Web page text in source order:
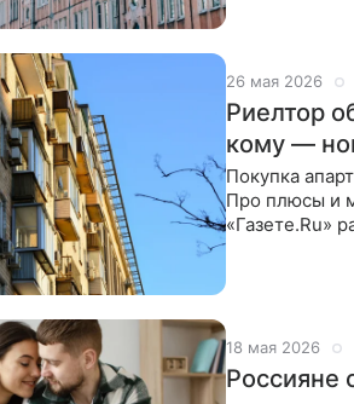
26 мая 2026
Риелтор
кому —
Покупка
Про плюсы и
«Газете.Ru»
18 мая 2026
Россияне